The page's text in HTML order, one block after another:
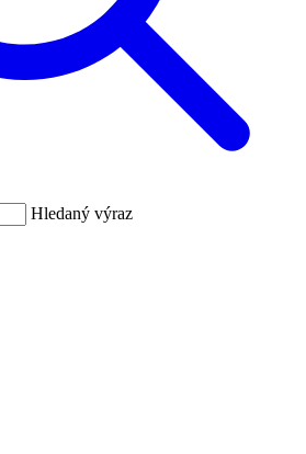
Hledaný výraz